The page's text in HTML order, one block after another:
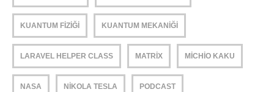
KUANTUM FIZIĞI KUANTUM MEKANIĞI
LARAVEL HELPER CLASS MATRIX MICHIO KAKU
NASA NIKOLA TESLA PODCAST